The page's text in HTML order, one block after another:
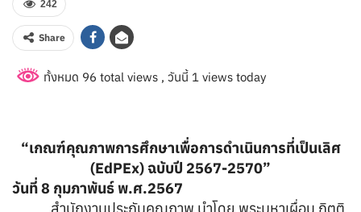
242
Share
ทั้งหมด 96 total views , วันนี้ 1 views today
“เกณฑ์คุณภาพการศึกษาเพื่อการดำเนินการที่เป็นเลิศ
(EdPEx) ฉบับปี 2567-2570”
วันที่ 8 กุมภาพันธ์ พ.ศ.2567